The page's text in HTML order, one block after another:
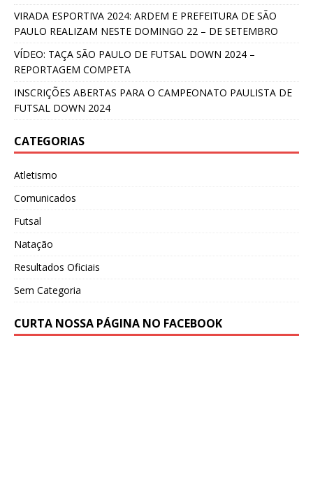
VIRADA ESPORTIVA 2024: ARDEM E PREFEITURA DE SÃO
PAULO REALIZAM NESTE DOMINGO 22 – DE SETEMBRO
VÍDEO: TAÇA SÃO PAULO DE FUTSAL DOWN 2024 –
REPORTAGEM COMPETA
INSCRIÇÕES ABERTAS PARA O CAMPEONATO PAULISTA DE
FUTSAL DOWN 2024
CATEGORIAS
Atletismo
Comunicados
Futsal
Natação
Resultados Oficiais
Sem Categoria
CURTA NOSSA PÁGINA NO FACEBOOK